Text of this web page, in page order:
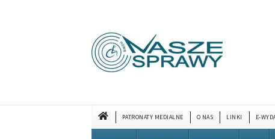
PATRONATY MEDIALNE O NAS LINKI E-